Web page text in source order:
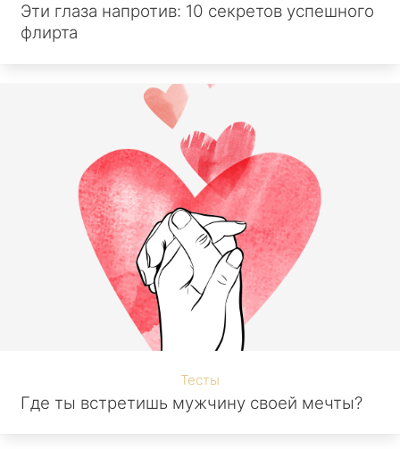
Эти глаза напротив: 10 секретов успешного
флирта
Тесты
Где ты встретишь мужчину своей мечты?